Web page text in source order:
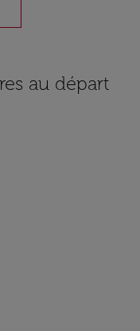
au départ